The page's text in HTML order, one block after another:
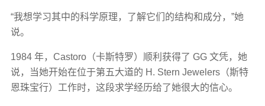
“我想学习其中的科学原理，了解它们的结构和成分，”她
说。
1984 年，Castoro（卡斯特罗）顺利获得了 GG 文凭，她
说，当她开始在位于第五大道的 H. Stern Jewelers（斯特
恩珠宝行）工作时，这段求学经历给了她很大的信心。